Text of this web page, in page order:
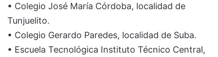
• Colegio José María Córdoba, localidad de
Tunjuelito.
• Colegio Gerardo Paredes, localidad de Suba.
• Escuela Tecnológica Instituto Técnico Central,